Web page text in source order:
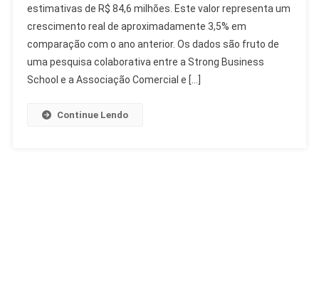
De
R$
84,6
Milhões
No
estimativas de R$ 84,6 milhões. Este valor representa um
crescimento real de aproximadamente 3,5% em
comparação com o ano anterior. Os dados são fruto de
uma pesquisa colaborativa entre a Strong Business
School e a Associação Comercial e […]
Continue Lendo